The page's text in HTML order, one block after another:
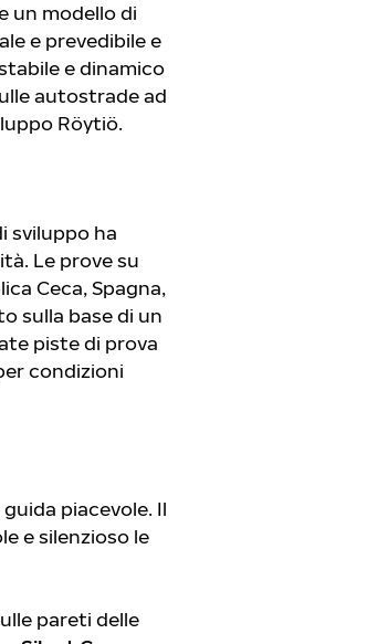
un modello di
e prevedibile e
e dinamico
autostrade ad
Röytiö.
sviluppo ha
Le prove su
Ceca, Spagna,
sulla base di un
piste di prova
condizioni
piacevole. Il
e silenzioso le
pareti delle